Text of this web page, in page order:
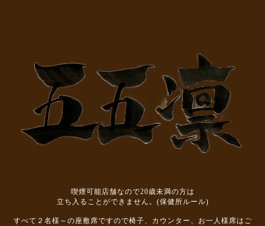
喫煙可能店舗なので20歳未満の方は
立ち入ることができません。(保健所ルール)
すべて２名様～の座敷席ですので椅子、カウンター、お一人様席はご